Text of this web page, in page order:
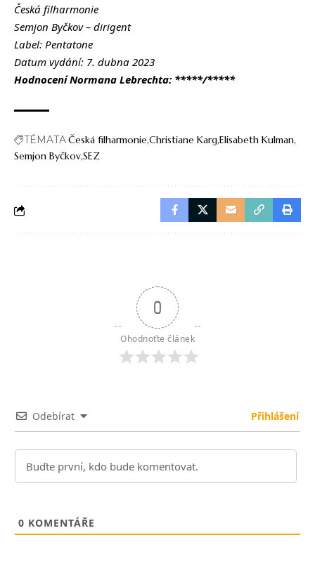
Česká filharmonie
Semjon Byčkov – dirigent
Label: Pentatone
Datum vydání: 7. dubna 2023
Hodnocení Normana Lebrechta: *****/*****
TÉMATAČeská filharmonieChristiane KargElisabeth Kulman
Semjon ByčkovSEZ
0
Ohodnoťte článek
Odebírat Přihlášení
0 KOMENTÁŘE